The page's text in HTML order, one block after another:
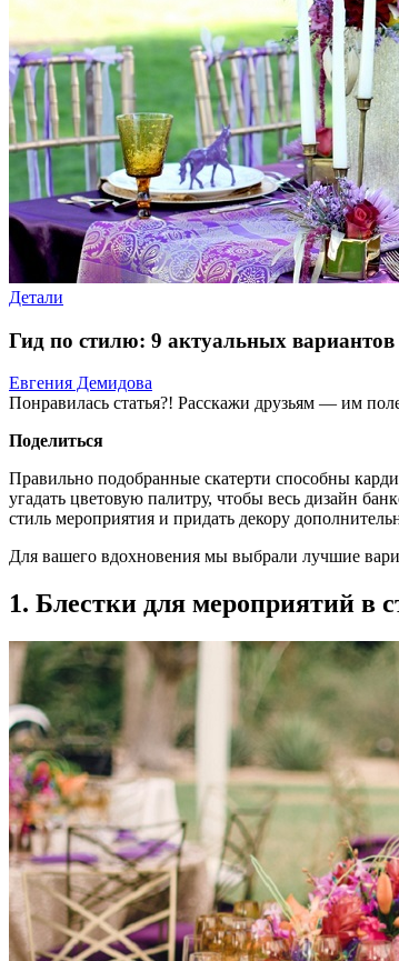
Детали
Гид по стилю: 9 актуальных вариантов
Евгения Демидова
Понравилась статья?! Расскажи друзьям — им
Поделиться
Правильно подобранные скатерти способны
угадать цветовую палитру, чтобы весь дизайн
стиль мероприятия и придать декору
Для вашего вдохновения мы выбрали лучшие
1. Блестки для мероприятий в